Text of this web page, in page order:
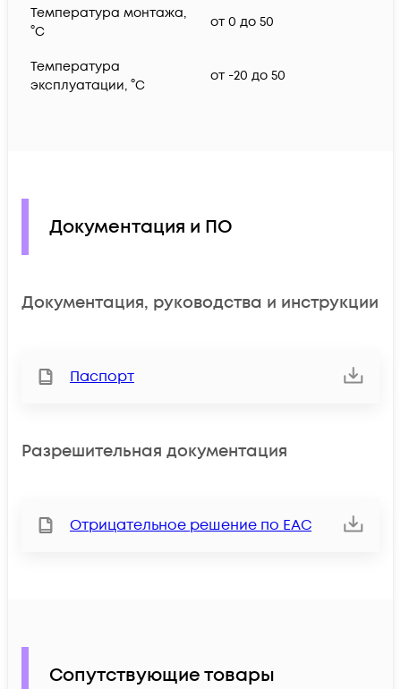
Температура монтажа,
°C
от 0 до 50
Температура
эксплуатации, °C
от -20 до 50
Документация и ПО
Документация, руководства и инструкции
Паспорт
Разрешительная документация
Отрицательное решение по ЕАС
Сопутствующие товары